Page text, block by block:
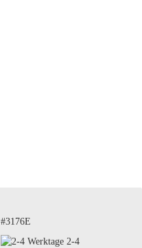
#3176E
2-4